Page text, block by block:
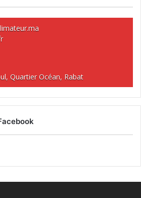
Quartier Océan, Rabat